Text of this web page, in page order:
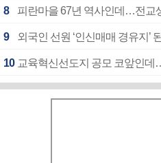
8 피란마을 67년 역사인데…전교
9 외국인 선원 ‘인신매매 경유지’
10 교육혁신선도지 공모 코앞인데